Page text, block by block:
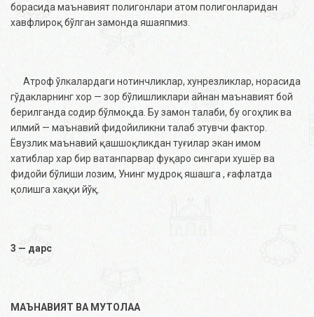
борасида маънавият полигонлари атом полигонларидан
хавфлироқ бўлган замонда яшаяпмиз.
Атроф ўлкалардаги нотинчликлар, хунрезликлар, норасида
гўдакларнинг хор — зор бўлишликлари айнан маънавият бой
берилганда содир бўлмоқда. Бу замон талаби, бу огоҳлик ва
илмий — маънавий фидойиликни талаб этувчи фактор.
Ёвузлик маънавий қашшоқликдан туғилар экан имом
хатиблар хар бир ватанпарвар фуқаро сингари хушёр ва
фидойи бўлиши лозим, Унинг мудроқ яшашга , ғафлатда
қолишга хаққи йўқ.
3 — дарс
МАЪНАВИЯТ ВА МУТОЛАА